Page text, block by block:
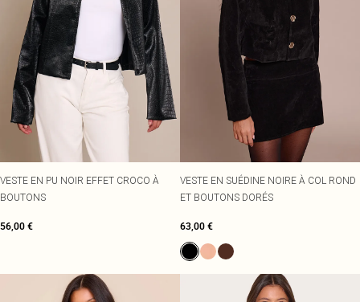
VESTE EN PU NOIR EFFET CROCO À
BOUTONS
56,00 €
VESTE EN SUÉDINE NOIRE À COL ROND
ET BOUTONS DORÉS
63,00 €